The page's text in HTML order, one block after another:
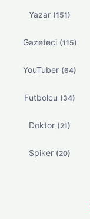
Yazar (151)
Gazeteci (115)
YouTuber (64)
Futbolcu (34)
Doktor (21)
Spiker (20)